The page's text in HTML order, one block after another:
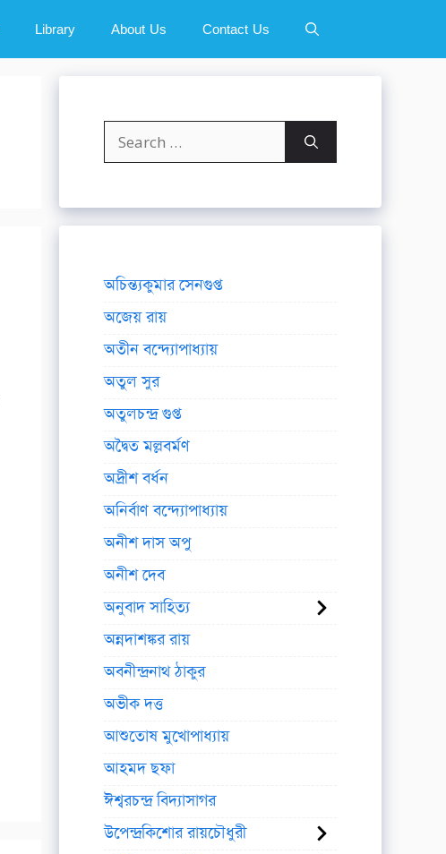
Library About Us Contact Us
Search
for:
অচিন্ত্যকুমার সেনগুপ্ত
অজেয় রায়
অতীন বন্দ্যোপাধ্যায়
অতুল সুর
অতুলচন্দ্র গুপ্ত
অদ্বৈত মল্লবর্মণ
অদ্রীশ বর্ধন
অনির্বাণ বন্দ্যোপাধ্যায়
অনীশ দাস অপু
অনীশ দেব
অনুবাদ সাহিত্য
অন্নদাশঙ্কর রায়
অবনীন্দ্রনাথ ঠাকুর
অভীক দত্ত
আশুতোষ মুখোপাধ্যায়
আহমদ ছফা
ঈশ্বরচন্দ্র বিদ্যাসাগর
উপেন্দ্রকিশোর রায়চৌধুরী